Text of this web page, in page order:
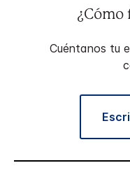
¿Cómo
Cuéntanos tu